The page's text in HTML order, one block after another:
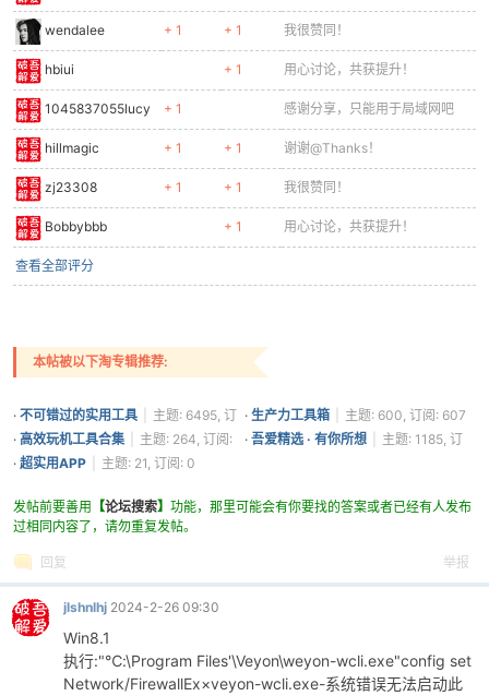
wendalee + 1 + 1 我很赞同！
hbiui + 1 用心讨论，共获提升！
1045837055lucy + 1 感谢分享，只能用于局域网吧
hillmagic + 1 + 1 谢谢@Thanks！
zj23308 + 1 + 1 我很赞同！
Bobbybbb + 1 用心讨论，共获提升！
查看全部评分
本帖被以下淘专辑推荐:
· 不可错过的实用工具
主题: 6495, 订
阅: 3706
· 生产力工具箱
主题: 600, 订阅: 607
· 高效玩机工具合集
主题: 264, 订阅:
467
· 吾爱精选 · 有你所想
主题: 1185, 订
· 超实用APP 主题: 21, 订阅: 0
发帖前要善用 【论坛搜索】 功能，那里可能会有你要找的答案或者已经有人发布
过相同内容了，请勿重复发帖。
回复 举报
jlshnlhj 2024-2-26 09:30
Win8.1
执行:"℃:\Program Files'\Veyon\weyon-wcli.exe"config set
Network/FirewallEx×veyon-wcli.exe-系统错误无法启动此